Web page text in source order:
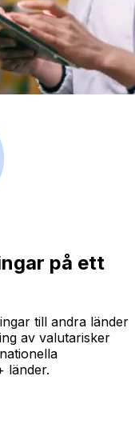
på ett
till andra länder
av valutarisker
länder.